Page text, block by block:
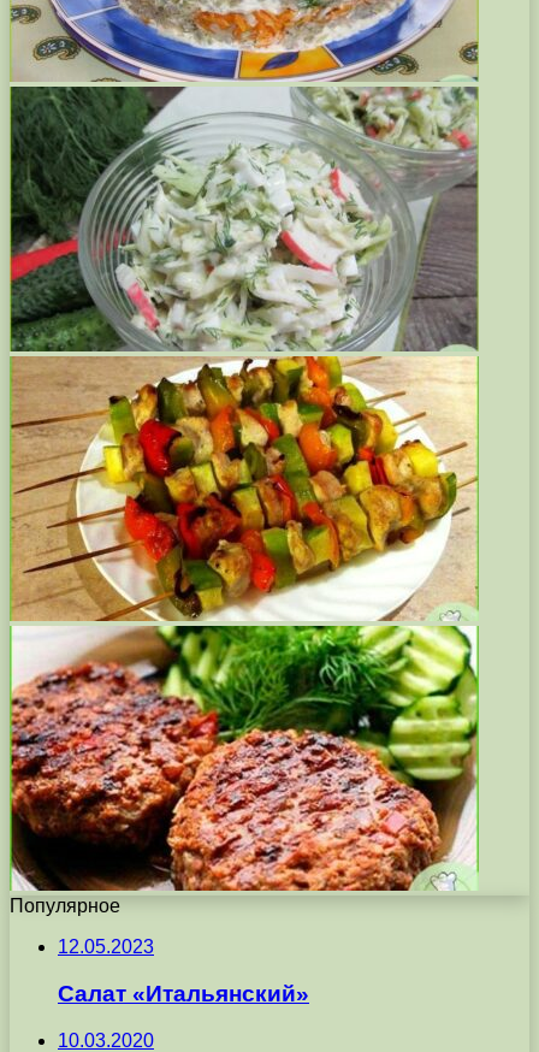
Популярное
12.05.2023
Салат «Итальянский»
10.03.2020